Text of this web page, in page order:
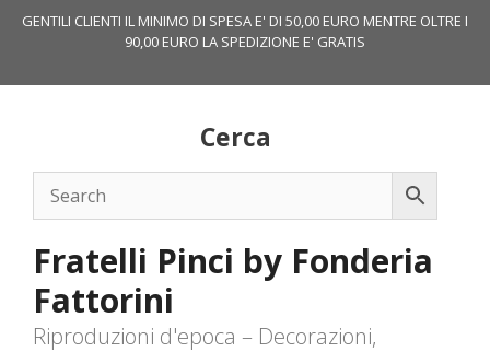
GENTILI CLIENTI IL MINIMO DI SPESA E' DI 50,00 EURO MENTRE OLTRE I
90,00 EURO LA SPEDIZIONE E' GRATIS
Cerca
Fratelli Pinci by Fonderia
Fattorini
Riproduzioni d'epoca – Decorazioni,